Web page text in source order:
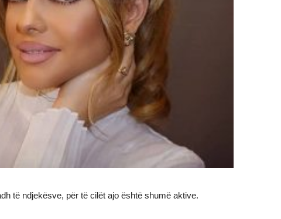
të ndjekësve, për të cilët ajo është shumë aktive.